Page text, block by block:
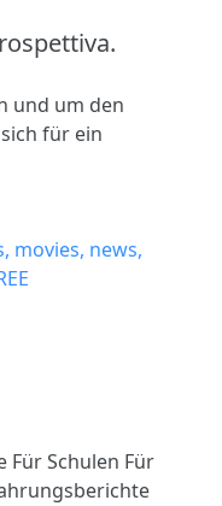
und um den
für ein
Für Schulen Für